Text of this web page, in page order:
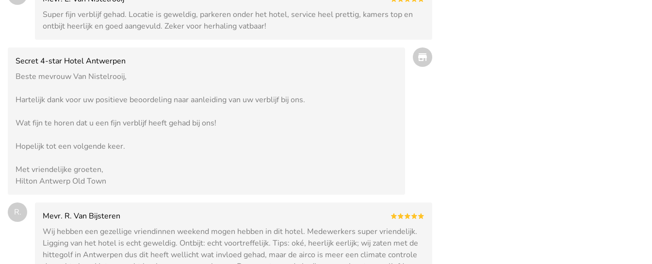
Super fijn verblijf gehad. Locatie is geweldig, parkeren onder het hotel, service heel prettig, kamers top en
ontbijt heerlijk en goed aangevuld. Zeker voor herhaling vatbaar!
Secret 4-star Hotel Antwerpen
Beste mevrouw Van Nistelrooij,
Hartelijk dank voor uw positieve beoordeling naar aanleiding van uw verblijf bij ons.
Wat fijn te horen dat u een fijn verblijf heeft gehad bij ons!
Hopelijk tot een volgende keer.
Met vriendelijke groeten,
Hilton Antwerp Old Town
R.
Mevr. R. Van Bijsteren
Wij hebben een gezellige vriendinnen weekend mogen hebben in dit hotel. Medewerkers super vriendelijk.
Ligging van het hotel is echt geweldig. Ontbijt: echt voortreffelijk. Tips: oké, heerlijk eerlijk; wij zaten met de
hittegolf in Antwerpen dus dit heeft wellicht wat invloed gehad, maar de airco is meer een climate controle